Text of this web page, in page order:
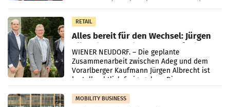
RETAIL
Alles bereit für den Wechsel: Jürgen
Albrecht setzt ab 1.1.2027 auf Adeg
WIENER NEUDORF. – Die geplante
Zusammenarbeit zwischen Adeg und dem
Vorarlberger Kaufmann Jürgen Albrecht ist
kartellrechtlich freigegeben: Die
Bundeswettbewerbsbehörde und der
Bundeskartellanwalt
MOBILITY BUSINESS